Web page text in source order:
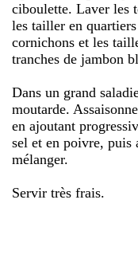
ciboulette. Laver les
les tailler en
cornichons et les
tranches de jambon
Dans un grand
moutarde.
en ajoutant
sel et en poivre, puis
mélanger.
Servir très frais.